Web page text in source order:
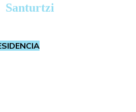
Santurtzi